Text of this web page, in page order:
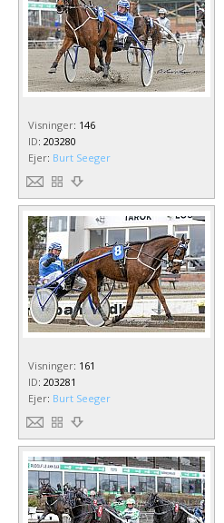
Visninger: 146
ID: 203280
Ejer: Burt Seeger
Visninger: 161
ID: 203281
Ejer: Burt Seeger